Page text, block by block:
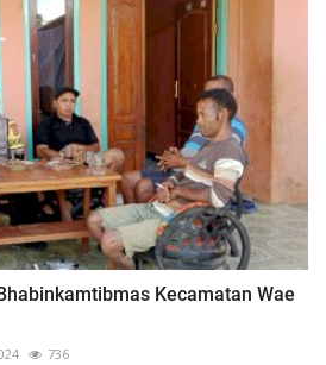
Kecamatan Wae
736